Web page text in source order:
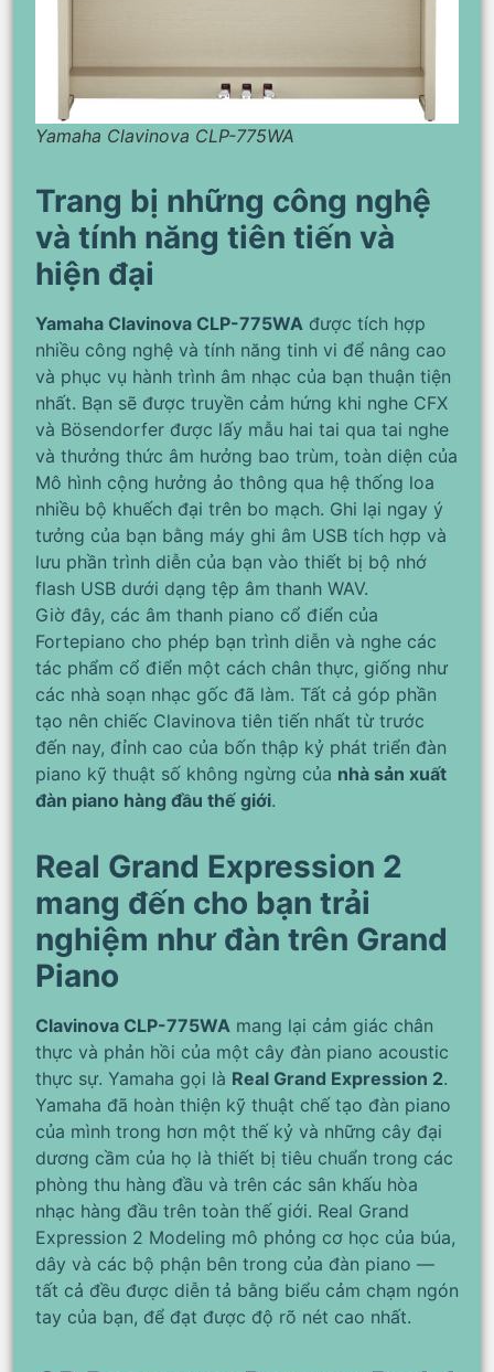
Yamaha Clavinova CLP-775WA
Trang bị những công nghệ
và tính năng tiên tiến và
hiện đại
Yamaha Clavinova CLP-775WA được tích hợp
nhiều công nghệ và tính năng tinh vi để nâng cao
và phục vụ hành trình âm nhạc của bạn thuận tiện
nhất. Bạn sẽ được truyền cảm hứng khi nghe CFX
và Bösendorfer được lấy mẫu hai tai qua tai nghe
và thưởng thức âm hưởng bao trùm, toàn diện của
Mô hình cộng hưởng ảo thông qua hệ thống loa
nhiều bộ khuếch đại trên bo mạch. Ghi lại ngay ý
tưởng của bạn bằng máy ghi âm USB tích hợp và
lưu phần trình diễn của bạn vào thiết bị bộ nhớ
flash USB dưới dạng tệp âm thanh WAV.
Giờ đây, các âm thanh piano cổ điển của
Fortepiano cho phép bạn trình diễn và nghe các
tác phẩm cổ điển một cách chân thực, giống như
các nhà soạn nhạc gốc đã làm. Tất cả góp phần
tạo nên chiếc Clavinova tiên tiến nhất từ ​​trước
đến nay, đỉnh cao của bốn thập kỷ phát triển đàn
piano kỹ thuật số không ngừng của nhà sản xuất
đàn piano hàng đầu thế giới.
Real Grand Expression 2
mang đến cho bạn trải
nghiệm như đàn trên Grand
Piano
Clavinova CLP-775WA mang lại cảm giác chân
thực và phản hồi của một cây đàn piano acoustic
thực sự. Yamaha gọi là Real Grand Expression 2.
Yamaha đã hoàn thiện kỹ thuật chế tạo đàn piano
của mình trong hơn một thế kỷ và những cây đại
dương cầm của họ là thiết bị tiêu chuẩn trong các
phòng thu hàng đầu và trên các sân khấu hòa
nhạc hàng đầu trên toàn thế giới. Real Grand
Expression 2 Modeling mô phỏng cơ học của búa,
dây và các bộ phận bên trong của đàn piano —
tất cả đều được diễn tả bằng biểu cảm chạm ngón
tay của bạn, để đạt được độ rõ nét cao nhất.